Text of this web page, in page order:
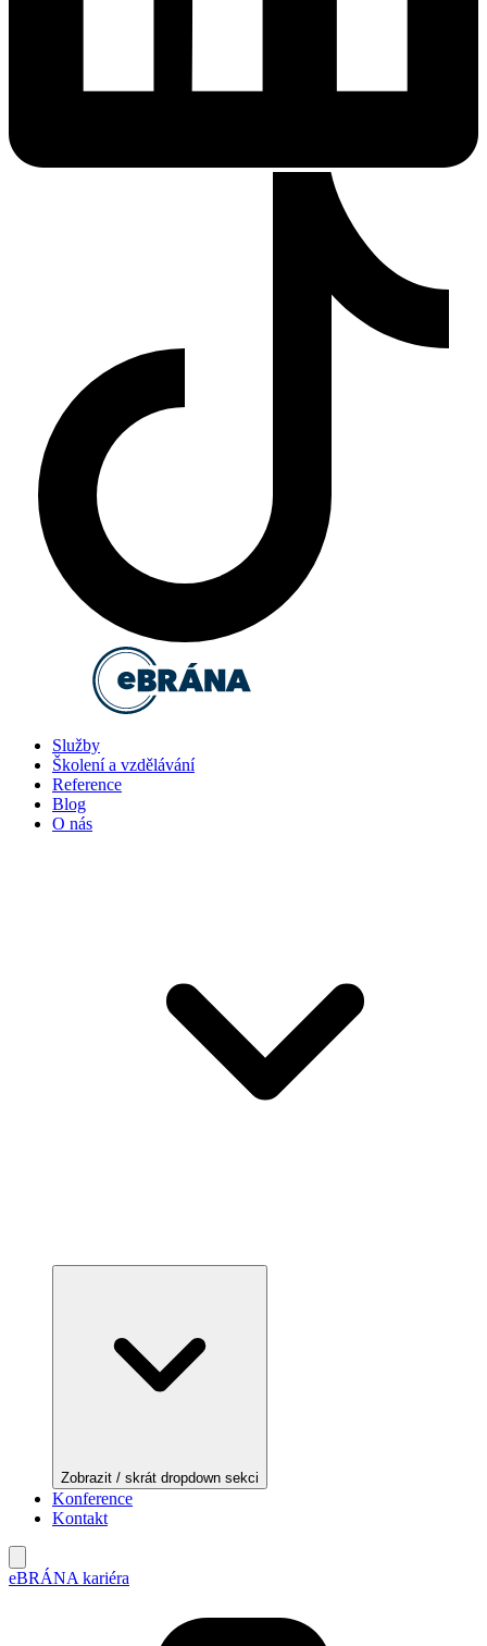
Služby
Školení a vzdělávání
Reference
Blog
O nás
Zobrazit / skrát dropdown sekci
Konference
Kontakt
eBRÁNA kariéra